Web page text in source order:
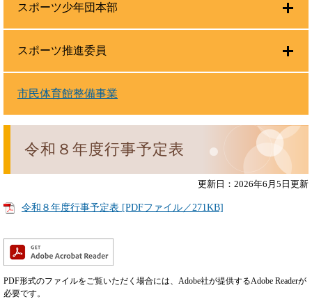
令和８年度行事予定表
更新日：2026年6月5日更新
令和８年度行事予定表 [PDFファイル／271KB]
PDF形式のファイルをご覧いただく場合には、Adobe社が提供するAdobe Readerが
必要です。
スポーツ少年団本部
スポーツ推進委員
市民体育館整備事業